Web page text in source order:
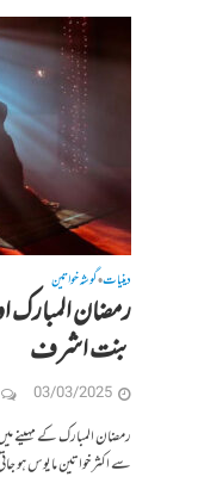
دینیات•گوشہ خواتین
رمضان المبارک
بنت اشرف
03/03/2025
رمضان المبارک کے
سے اکثر خواتین مایوس ہو